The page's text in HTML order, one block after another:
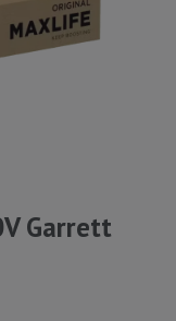
Garrett